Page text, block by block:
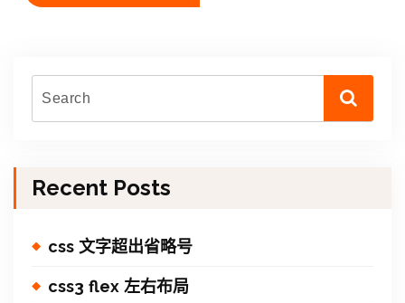
Recent Posts
css 文字超出省略号
css3 flex 左右布局